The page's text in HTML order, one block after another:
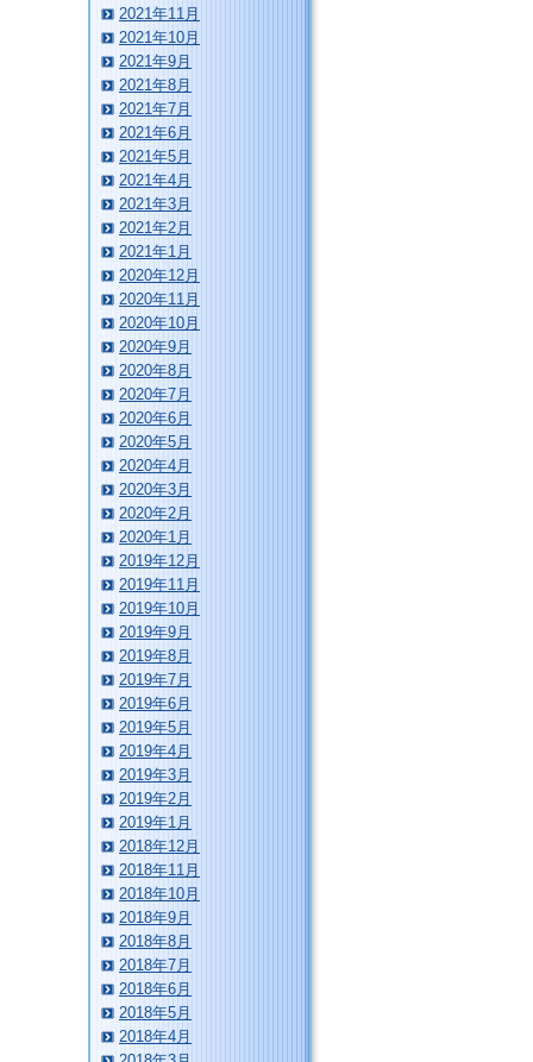
2021年11月
2021年10月
2021年9月
2021年8月
2021年7月
2021年6月
2021年5月
2021年4月
2021年3月
2021年2月
2021年1月
2020年12月
2020年11月
2020年10月
2020年9月
2020年8月
2020年7月
2020年6月
2020年5月
2020年4月
2020年3月
2020年2月
2020年1月
2019年12月
2019年11月
2019年10月
2019年9月
2019年8月
2019年7月
2019年6月
2019年5月
2019年4月
2019年3月
2019年2月
2019年1月
2018年12月
2018年11月
2018年10月
2018年9月
2018年8月
2018年7月
2018年6月
2018年5月
2018年4月